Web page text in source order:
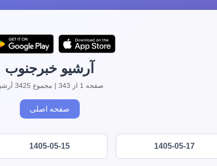
آرشیو خبرجنوب
صفحه 1 از 343 | مجموع 3425 آرشیو
صفحه اصلی
1405-05-17
1405-05-15